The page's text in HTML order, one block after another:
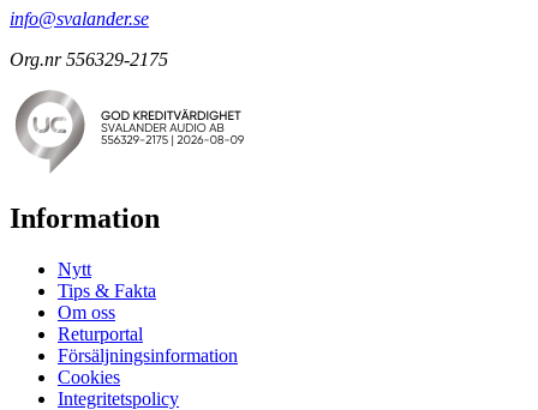
info@svalander.se
Org.nr 556329-2175
Information
Nytt
Tips & Fakta
Om oss
Returportal
Försäljningsinformation
Cookies
Integritetspolicy